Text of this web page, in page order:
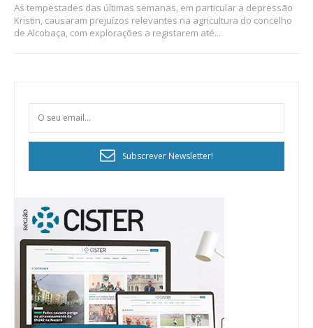
As tempestades das últimas semanas, em particular a depressão
Kristin, causaram prejuízos relevantes na agricultura do concelho
de Alcobaça, com explorações a registarem até...
Subscrever Newsletter!